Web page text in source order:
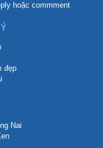
hoặc commment
đẹp
Nai